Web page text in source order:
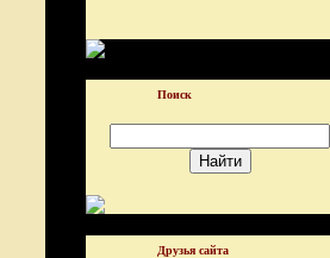
Поиск
Друзья сайта